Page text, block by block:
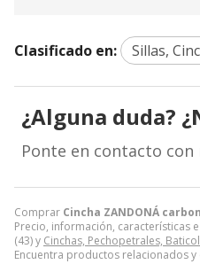
Comprar Cincha ZANDONÁ
Precio, información, características
(43) y Cinchas, Pechopetrales,
Encuentra productos relacionados
Clasificado en: Sillas,
¿Alguna duda?
Ponte en contacto